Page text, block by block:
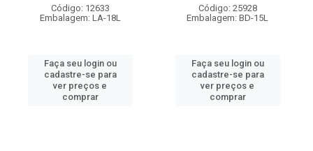
Código: 12633
Embalagem: LA-18L
Faça seu login ou
cadastre-se para
ver preços e
comprar
Código: 25928
Embalagem: BD-15L
Faça seu login ou
cadastre-se para
ver preços e
comprar